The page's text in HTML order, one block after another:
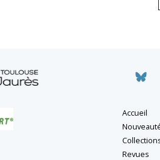
Accueil
Revues